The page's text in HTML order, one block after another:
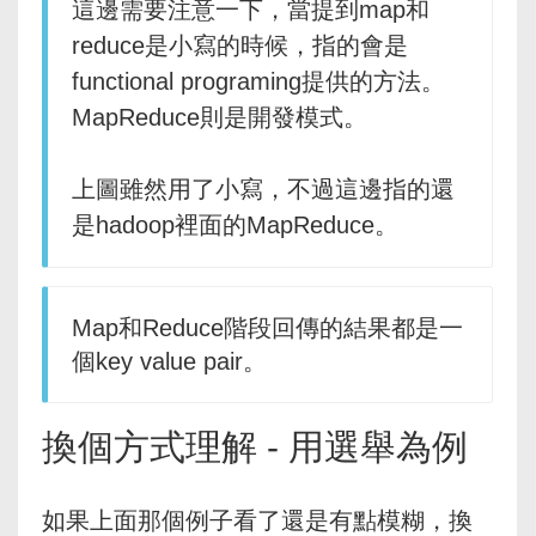
這邊需要注意一下，當提到map和
reduce是小寫的時候，指的會是
functional programing提供的方法。
MapReduce則是開發模式。
上圖雖然用了小寫，不過這邊指的還
是hadoop裡面的MapReduce。
Map和Reduce階段回傳的結果都是一
個key value pair。
換個方式理解 - 用選舉為例
如果上面那個例子看了還是有點模糊，換